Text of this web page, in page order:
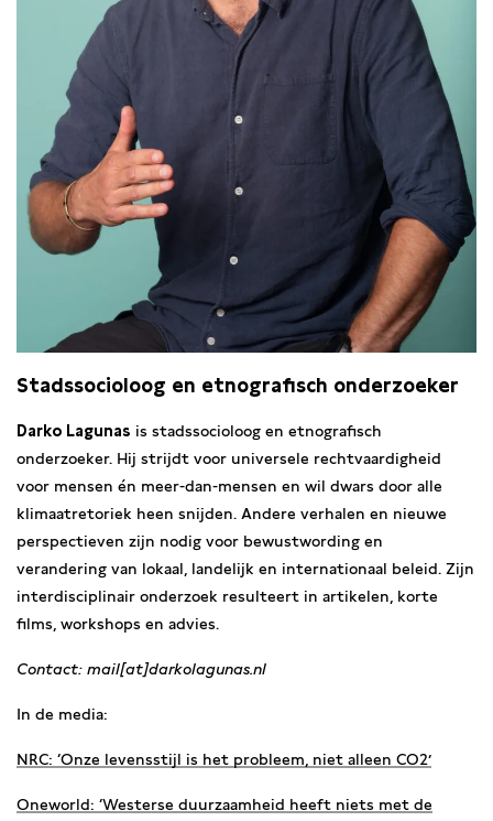
Stadssocioloog en etnografisch onderzoeker
Darko Lagunas is stadssocioloog en etnografisch
onderzoeker. Hij strijdt voor universele rechtvaardigheid
voor mensen én meer-dan-mensen en wil dwars door alle
klimaatretoriek heen snijden. Andere verhalen en nieuwe
perspectieven zijn nodig voor bewustwording en
verandering van lokaal, landelijk en internationaal beleid. Zijn
interdisciplinair onderzoek resulteert in artikelen, korte
films, workshops en advies.
Contact: mail[at]darkolagunas.nl
In de media:
NRC: ‘Onze levensstijl is het probleem, niet alleen CO2’
Oneworld: ‘Westerse duurzaamheid heeft niets met de